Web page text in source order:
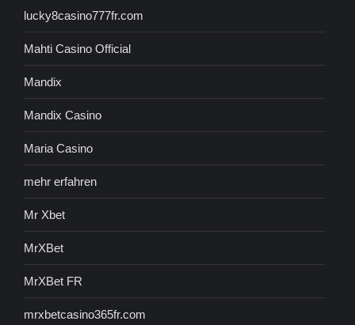
lucky8casino777fr.com
Mahti Casino Official
Mandix
Mandix Casino
Maria Casino
mehr erfahren
Mr Xbet
MrXBet
MrXBet FR
mrxbetcasino365fr.com